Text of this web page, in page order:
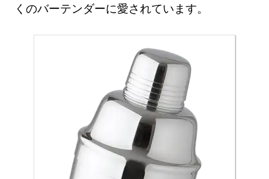
くのバーテンダーに愛されています。